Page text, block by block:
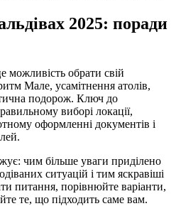
2025: поради
можливість обрати свій
Мале, усамітнення атолів,
подорож. Ключ до
виборі локації,
оформленні документів і
чим більше уваги приділено
ситуацій і тим яскравіші
питання, порівнюйте варіанти,
те, що підходить саме вам.